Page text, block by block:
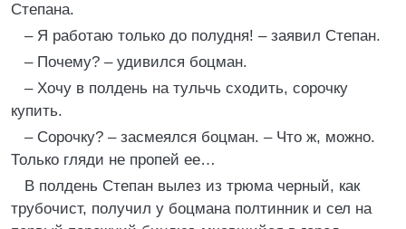
Степана.
– Я работаю только до полудня! – заявил Степан.
– Почему? – удивился боцман.
– Хочу в полдень на тульчь сходить, сорочку
купить.
– Сорочку? – засмеялся боцман. – Что ж, можно.
Только гляди не пропей ее…
В полдень Степан вылез из трюма черный, как
трубочист, получил у боцмана полтинник и сел на